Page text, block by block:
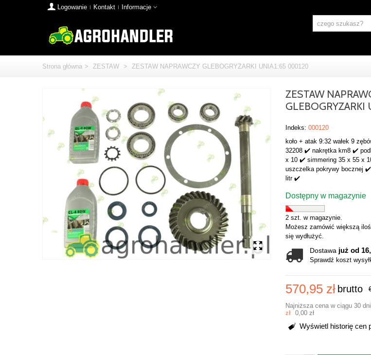
Logowanie Kontakt Informacje
Strona główna > ZESTAW > ZESTAW NAPRAWCZY GLEBOGRYZARKI UNIA1:65 000120
ZESTAW
Indeks: 000120
koło + atak 9:32 wałek 9
32208 ✔️ nakrętka km8 ✔️
x 10 ✔️ simmering 35 x 55 x
uszczelka pokrywy bocznej
litr ✔️
Dostępny w magazynie
2 szt. w magazynie.
Możesz zamówić większą
się wydłużyć.
Dostawa już od
Sprawdź koszt
570,95 zł brutto
Najniższa cena w ciągu 30
zł 0,00 zł
Wyświetl historię cen